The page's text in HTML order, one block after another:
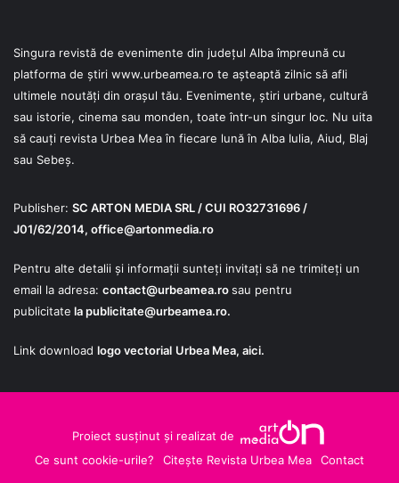
Singura revistă de evenimente din județul Alba împreună cu
platforma de știri www.urbeamea.ro te așteaptă zilnic să afli
ultimele noutăți din orașul tău. Evenimente, știri urbane, cultură
sau istorie, cinema sau monden, toate într-un singur loc. Nu uita
să cauți revista Urbea Mea în fiecare lună în Alba Iulia, Aiud, Blaj
sau Sebeș.
Publisher: SC ARTON MEDIA SRL / CUI RO32731696 /
J01/62/2014, office@artonmedia.ro
Pentru alte detalii și informații sunteți invitați să ne trimiteți un
email la adresa: contact@urbeamea.rosau pentru
publicitate lapublicitate@urbeamea.ro.
Link download logo vectorial Urbea Mea, aici.
Proiect susținut și realizat de
Ce sunt cookie-urile?
Citește Revista Urbea Mea Contact